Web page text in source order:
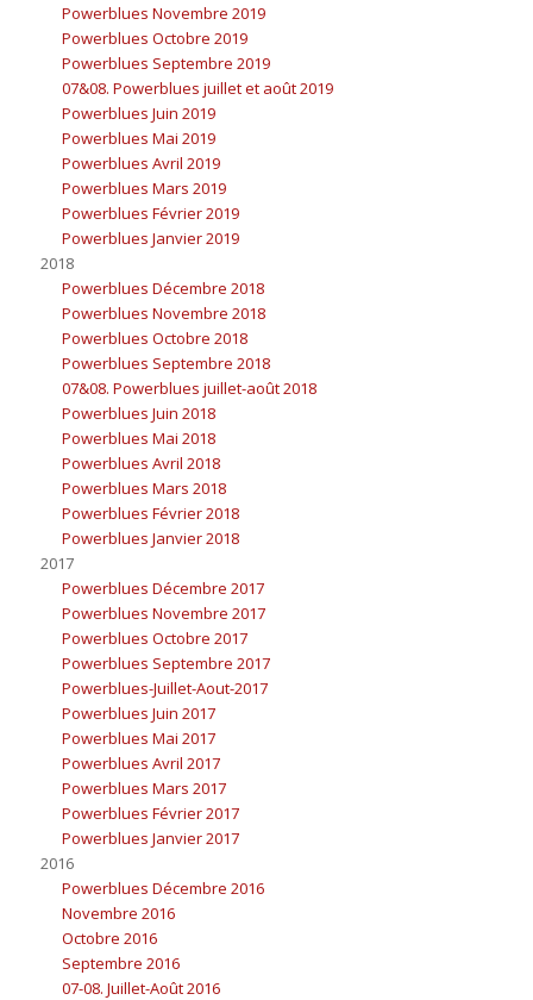
Powerblues Novembre 2019
Powerblues Octobre 2019
Powerblues Septembre 2019
07&08. Powerblues juillet et août 2019
Powerblues Juin 2019
Powerblues Mai 2019
Powerblues Avril 2019
Powerblues Mars 2019
Powerblues Février 2019
Powerblues Janvier 2019
2018
Powerblues Décembre 2018
Powerblues Novembre 2018
Powerblues Octobre 2018
Powerblues Septembre 2018
07&08. Powerblues juillet-août 2018
Powerblues Juin 2018
Powerblues Mai 2018
Powerblues Avril 2018
Powerblues Mars 2018
Powerblues Février 2018
Powerblues Janvier 2018
2017
Powerblues Décembre 2017
Powerblues Novembre 2017
Powerblues Octobre 2017
Powerblues Septembre 2017
Powerblues-Juillet-Aout-2017
Powerblues Juin 2017
Powerblues Mai 2017
Powerblues Avril 2017
Powerblues Mars 2017
Powerblues Février 2017
Powerblues Janvier 2017
2016
Powerblues Décembre 2016
Novembre 2016
Octobre 2016
Septembre 2016
07-08. Juillet-Août 2016